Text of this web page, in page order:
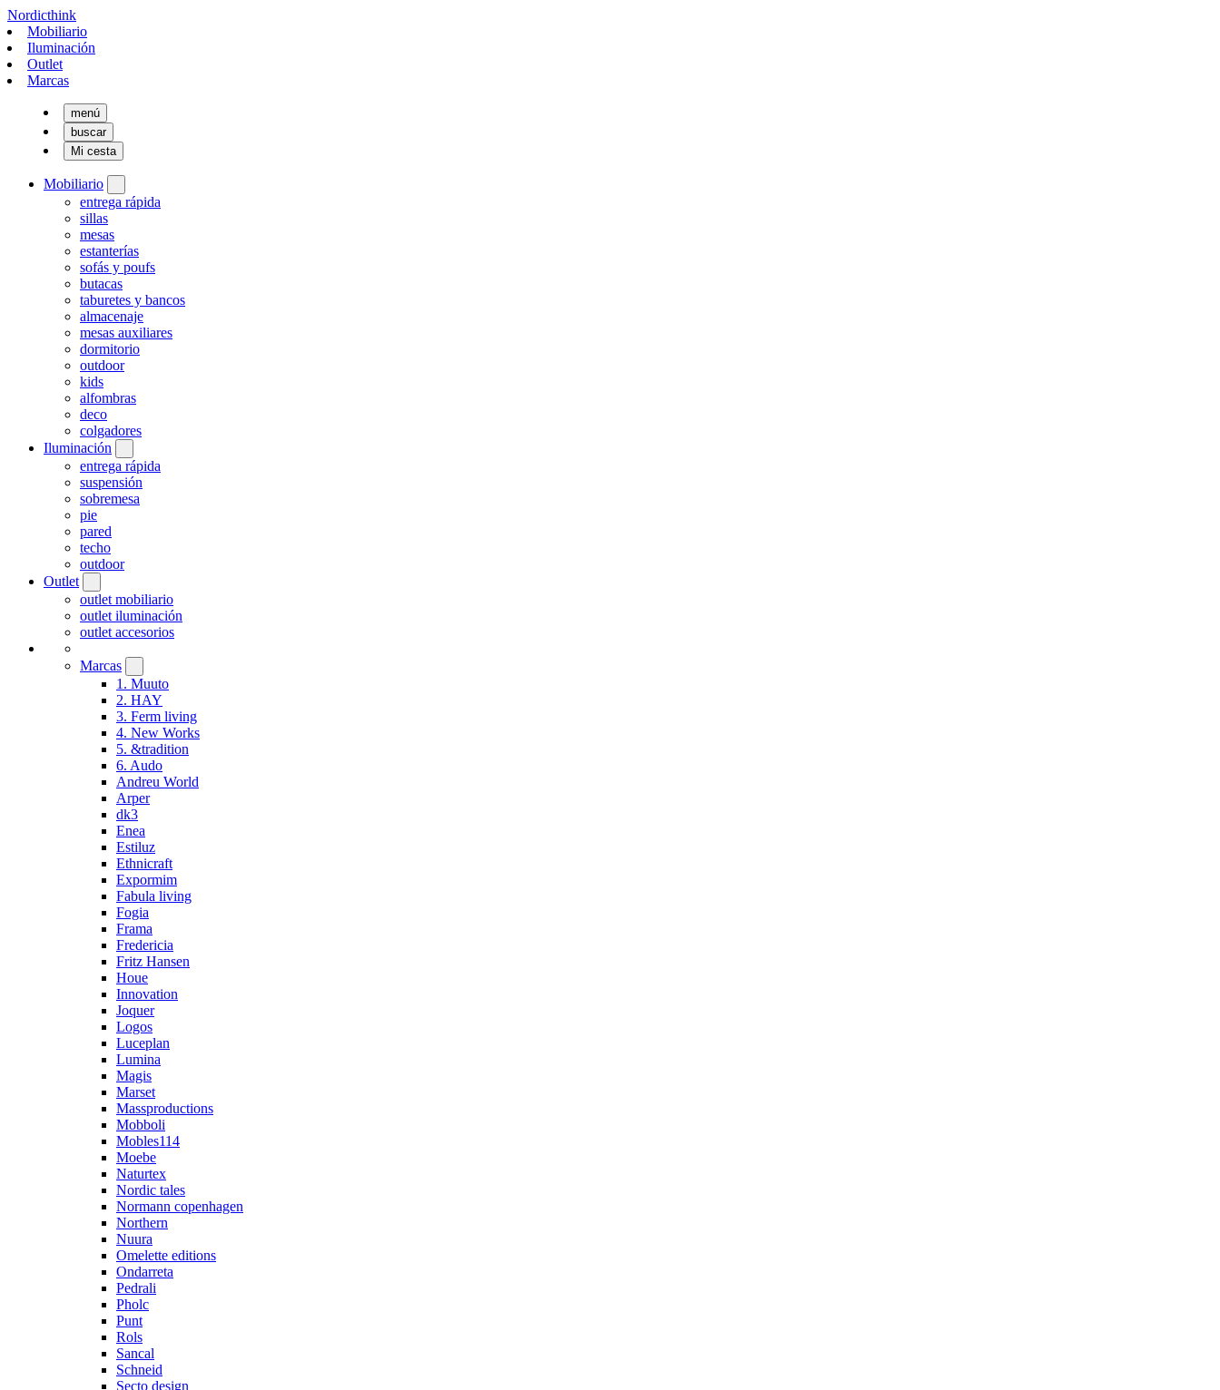
Nordicthink
Mobiliario
Iluminación
Outlet
Marcas
menú
buscar
Mi cesta
Mobiliario
entrega rápida
sillas
mesas
estanterías
sofás y poufs
butacas
taburetes y bancos
almacenaje
mesas auxiliares
dormitorio
outdoor
kids
alfombras
deco
colgadores
Iluminación
entrega rápida
suspensión
sobremesa
pie
pared
techo
outdoor
Outlet
outlet mobiliario
outlet iluminación
outlet accesorios
Marcas
1. Muuto
2. HAY
3. Ferm living
4. New Works
5. &tradition
6. Audo
Andreu World
Arper
dk3
Enea
Estiluz
Ethnicraft
Expormim
Fabula living
Fogia
Frama
Fredericia
Fritz Hansen
Houe
Innovation
Joquer
Logos
Luceplan
Lumina
Magis
Marset
Massproductions
Mobboli
Mobles114
Moebe
Naturtex
Nordic tales
Normann copenhagen
Northern
Nuura
Omelette editions
Ondarreta
Pedrali
Pholc
Punt
Rols
Sancal
Schneid
Secto design